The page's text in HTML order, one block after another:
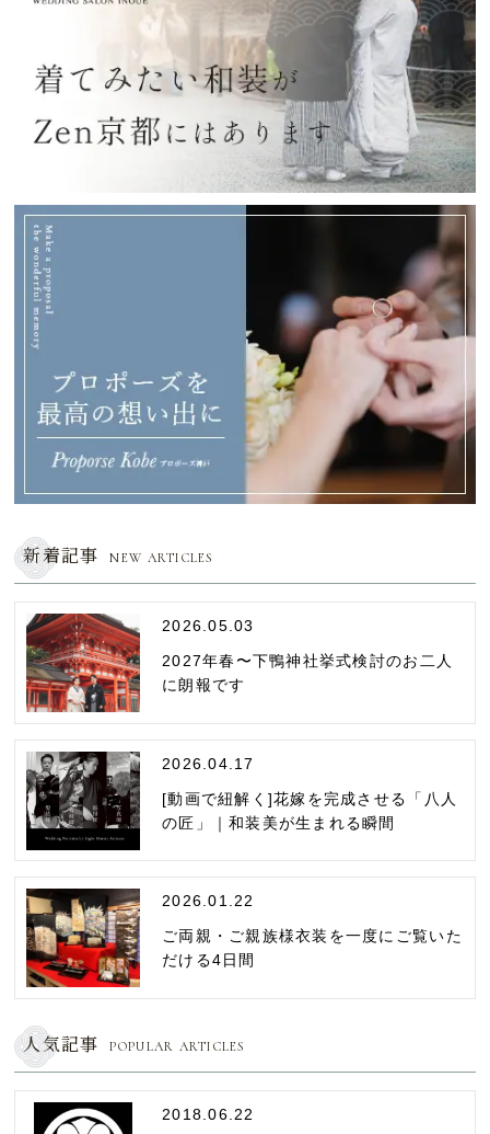
新着記事 NEW ARTICLES
2026.05.03
2027年春〜下鴨神社挙式検討のお二人
に朗報です
2026.04.17
[動画で紐解く]花嫁を完成させる「八人
の匠」｜和装美が生まれる瞬間
2026.01.22
ご両親・ご親族様衣装を一度にご覧いた
だける4日間
人気記事 POPULAR ARTICLES
2018.06.22